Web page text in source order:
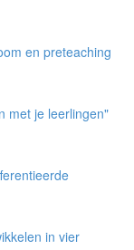
en preteaching
met je leerlingen"
in vier